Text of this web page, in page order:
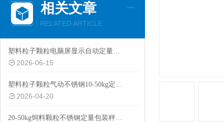
相关文章
RELATED ARTICLE
塑料粒子颗粒电脑屏显示自动定量包装秤20-50kg
2026-06-15
塑料粒子颗粒气动不锈钢10-50kg定量包装秤设备
2026-04-20
20-50kg饲料颗粒不锈钢定量包装秤厂家供应